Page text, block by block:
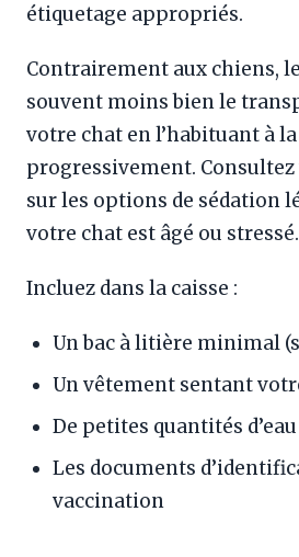
étiquetage appropriés.
Contrairement aux chiens,
souvent moins bien le
votre chat en l’habituant à la
progressivement.
sur les options de sédation
votre chat est âgé ou stressé.
Incluez dans la caisse :
Un bac à litière minimal
Un vêtement sentant
De petites quantités
Les documents
vaccination